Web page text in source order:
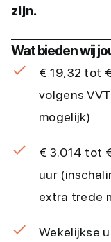
zijn.
Wat bieden wij
€ 19,32 tot
volgens
mogelijk)
€ 3.014 tot
uur
extra trede
Wekelijkse